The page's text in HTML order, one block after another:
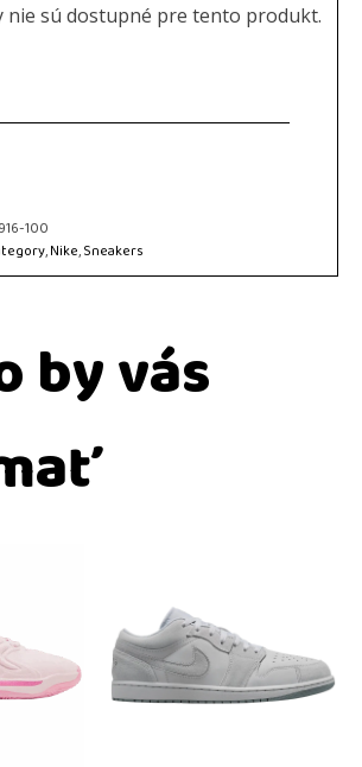
nie sú dostupné pre tento produkt.
100
,Nike,Sneakers
by vás